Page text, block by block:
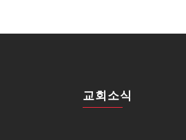
교회소식